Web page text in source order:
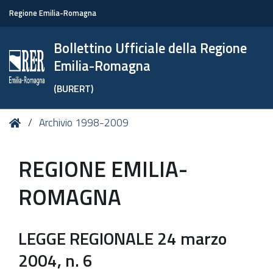
Regione Emilia-Romagna
Bollettino Ufficiale della Regione
Emilia-Romagna
(BURERT)
Tu HomeArchivio 1998-2009
REGIONE EMILIA-
ROMAGNA
LEGGE REGIONALE 24 marzo
2004, n. 6